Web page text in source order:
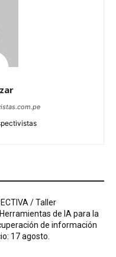
/ Taller
de IA para la
de información
17 agosto.